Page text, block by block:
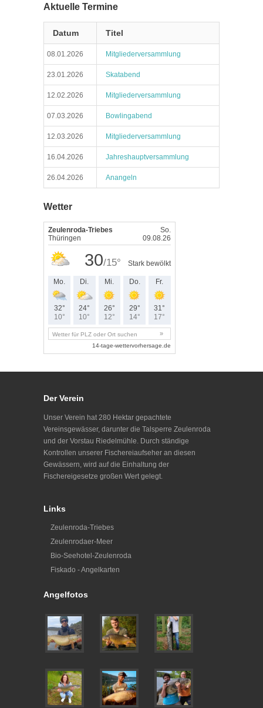
Aktuelle Termine
Datum Titel
08.01.2026 Mitgliederversammlung
23.01.2026 Skatabend
12.02.2026 Mitgliederversammlung
07.03.2026 Bowlingabend
12.03.2026 Mitgliederversammlung
16.04.2026 Jahreshauptversammlung
26.04.2026 Anangeln
Wetter
Der Verein
Unser Verein hat 280 Hektar gepachtete
Vereinsgewässer, darunter die Talsperre Zeulenroda
und der Vorstau Riedelmühle. Durch ständige
Kontrollen unserer Fischereiaufseher an diesen
Gewässern, wird auf die Einhaltung der
Fischereigesetze großen Wert gelegt.
Links
Zeulenroda-Triebes
Zeulenrodaer-Meer
Bio-Seehotel-Zeulenroda
Fiskado - Angelkarten
Angelfotos